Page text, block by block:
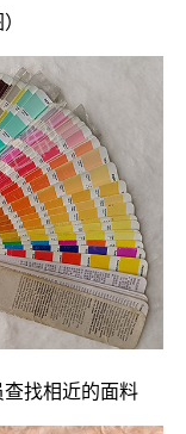
找相近的面料